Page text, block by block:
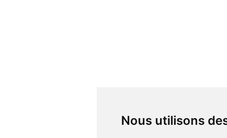
Nous utilisons